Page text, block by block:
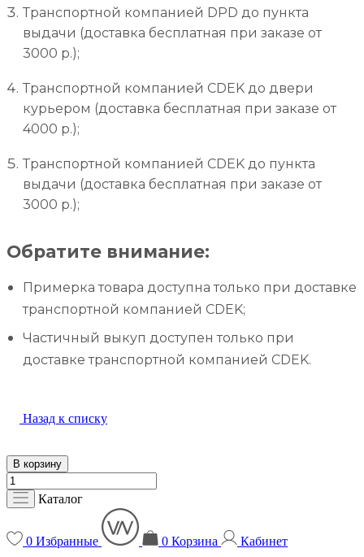
Транспортной компанией DPD до пункта
выдачи (доставка бесплатная при заказе от
3000 р.);
Транспортной компанией CDEK до двери
курьером (доставка бесплатная при заказе от
4000 р.);
Транспортной компанией CDEK до пункта
выдачи (доставка бесплатная при заказе от
3000 р.);
Обратите внимание:
Примерка товара доступна только при доставке
транспортной компанией CDEK;
Частичный выкуп доступен только при
доставке транспортной компанией CDEK.
Назад к списку
В корзину
Каталог
0 Избранные 0 Корзина
Кабинет